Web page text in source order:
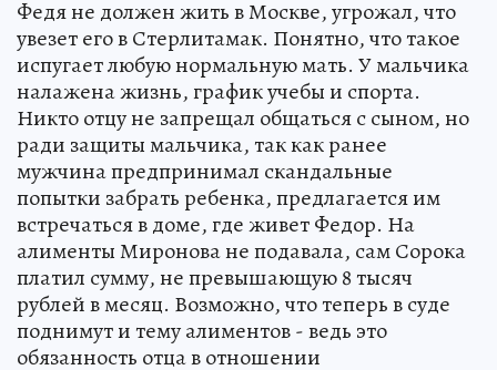
Федя не должен жить в Москве, угрожал, что
увезет его в Стерлитамак. Понятно, что такое
испугает любую нормальную мать. У мальчика
налажена жизнь, график учебы и спорта.
Никто отцу не запрещал общаться с сыном, но
ради защиты мальчика, так как ранее
мужчина предпринимал скандальные
попытки забрать ребенка, предлагается им
встречаться в доме, где живет Федор. На
алименты Миронова не подавала, сам Сорока
платил сумму, не превышающую 8 тысяч
рублей в месяц. Возможно, что теперь в суде
поднимут и тему алиментов - ведь это
обязанность отца в отношении